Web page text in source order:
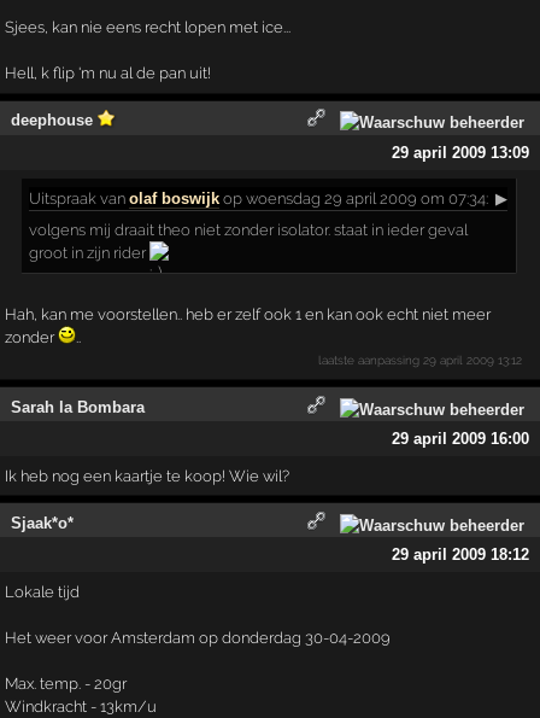
Sjees, kan nie eens recht lopen met ice...
Hell, k flip 'm nu al de pan uit!
deephouse
29 april 2009 13:09
Uitspraak vanolaf boswijk op woensdag 29 april 2009 om 07:34: ▶
volgens mij draait theo niet zonder isolator. staat in ieder geval
groot in zijn rider
Hah, kan me voorstellen.. heb er zelf ook 1 en kan ook echt niet meer
zonder
..
laatste aanpassing 29 april 2009 13:12
Sarah la Bombara
29 april 2009 16:00
Ik heb nog een kaartje te koop! Wie wil?
Sjaak*o*
29 april 2009 18:12
Lokale tijd
Het weer voor Amsterdam op donderdag 30-04-2009
Max. temp. - 20gr
Windkracht - 13km/u